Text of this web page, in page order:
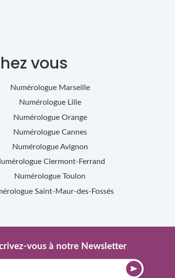
vous
Numérologue Marseille
Numérologue Lille
Numérologue Orange
Numérologue Cannes
NumérologueAvignon
Clermont-Ferrand
Numérologue Toulon
Saint-Maur-des-Fossés
vous à notre Newsletter